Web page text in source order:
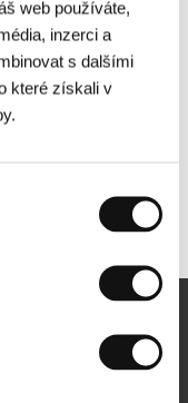
web používáte,
inzerci a
s dalšími
které získali v